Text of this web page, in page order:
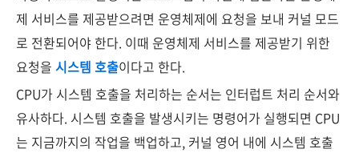
제 서비스를 제공받으려면 운영체제에 요청을 보내 커널 모드
로 전환되어야 한다. 이때 운영체제 서비스를 제공받기 위한
요청을 시스템 호출이다고 한다.
CPU가 시스템 호출을 처리하는 순서는 인터럽트 처리 순서와
유사하다. 시스템 호출을 발생시키는 명령어가 실행되면 CPU
는 지금까지의 작업을 백업하고, 커널 영어 내에 시스템 호출